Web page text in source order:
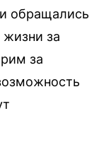
обращались
за
за